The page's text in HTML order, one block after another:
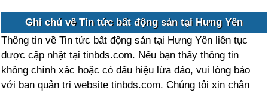
Ghi chú về Tin tức bất động sản tại Hưng Yên
Thông tin về Tin tức bất động sản tại Hưng Yên liên tục
được cập nhật tại tinbds.com. Nếu bạn thấy thông tin
không chính xác hoặc có dấu hiệu lừa đảo, vui lòng báo
với ban quản trị website tinbds.com. Chúng tôi xin chân